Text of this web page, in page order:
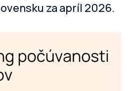
za apríl 2026.